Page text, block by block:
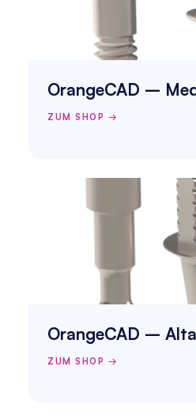
OrangeCAD –
ZUM SHOP →
OrangeCAD –
ZUM SHOP →